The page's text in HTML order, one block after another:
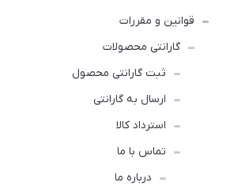
قوانین و مقررات
گارانتی محصولات
ثبت گارانتی محصول
ارسال به گارانتی
استرداد کالا
تماس با ما
درباره ما